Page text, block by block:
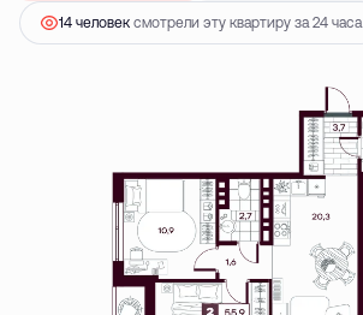
14 человек смотрели эту квартиру за 24 часа